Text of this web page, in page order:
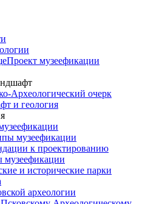
Проект музеефикации
Археологический очерк
и геология
музеефикации
к проектированию
и исторические парки
археологии